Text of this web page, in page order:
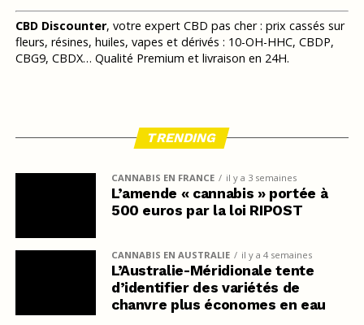
CBD Discounter, votre expert CBD pas cher : prix cassés sur
fleurs, résines, huiles, vapes et dérivés : 10-OH-HHC, CBDP,
CBG9, CBDX… Qualité Premium et livraison en 24H.
TRENDING
CANNABIS EN FRANCE il y a 3 semaines
L’amende « cannabis » portée à
500 euros par la loi RIPOST
CANNABIS EN AUSTRALIE il y a 4 semaines
L’Australie-Méridionale tente
d’identifier des variétés de
chanvre plus économes en eau